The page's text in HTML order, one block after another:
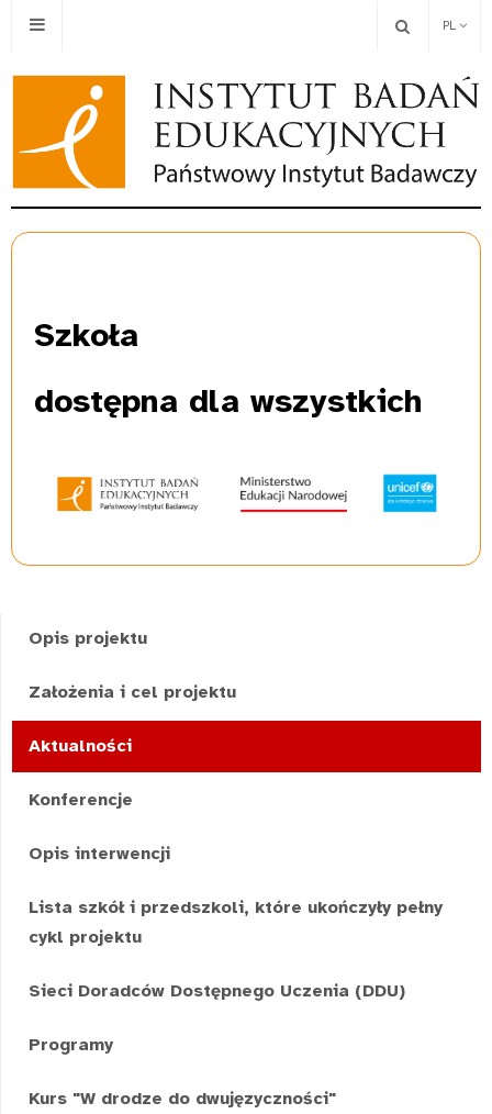
PL
Szkoła
dostępna dla wszystkich
Opis projektu
Założenia i cel projektu
Aktualności
Konferencje
Opis interwencji
Lista szkół i przedszkoli, które ukończyły pełny
cykl projektu
Sieci Doradców Dostępnego Uczenia (DDU)
Programy
Kurs "W drodze do dwujęzyczności"